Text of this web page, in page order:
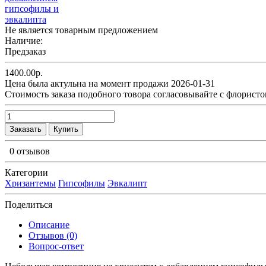
Не является товарным предложением
Наличие:
Предзаказ
1400.00р.
Цена была актульна на момент продажи 2026-01-31
Cтоимость заказа подобного товора согласовывайте с
Заказать Купить
0 отзывов
Категории
Хризантемы Гипсофилы Эвкалипт
Поделиться
Описание
Отзывов (0)
Вопрос-ответ